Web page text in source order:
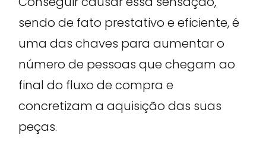
sendo de fato prestativo e eficiente, é
uma das chaves para aumentar o
número de pessoas que chegam ao
final do fluxo de compra e
concretizam a aquisição das suas
peças.